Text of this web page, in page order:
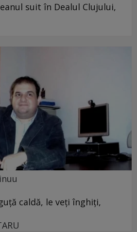
suit în Dealul Clujului,
caldă, le veţi înghiţi,